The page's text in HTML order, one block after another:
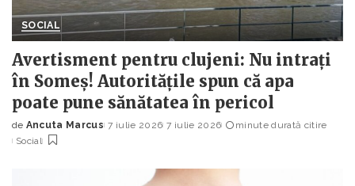
SOCIAL
Avertisment pentru clujeni: Nu intrați
în Someș! Autoritățile spun că apa
poate pune sănătatea în pericol
Posted
by
de Ancuta Marcus 7 iulie 2026 7 iulie 2026
minute durată citire
Social